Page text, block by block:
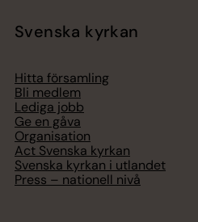
Svenska kyrkan
Hitta församling
Bli medlem
Lediga jobb
Ge en gåva
Organisation
Act Svenska kyrkan
Svenska kyrkan i utlandet
Press – nationell nivå